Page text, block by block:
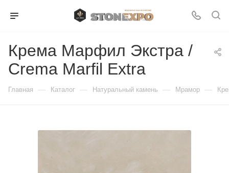
Крема Марфил Экстра /
Crema Marfil Extra
Главная — Каталог — Натуральный камень — Мрамор —